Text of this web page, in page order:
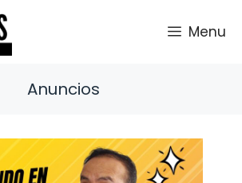
Menu
Anuncios